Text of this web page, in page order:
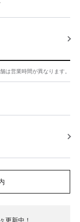
は営業時間が異なります。
更新中！